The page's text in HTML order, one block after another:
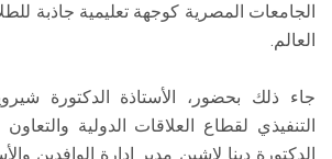
الجامعات المصرية كوجهة تعليمية جاذبة
العالم.
جاء ذلك بحضور، الأستاذة الدكتورة
التنفيذي لقطاع العلاقات الدولية والتعاون
الدكتورة دينا لاشين مدير إدارة الوافدين